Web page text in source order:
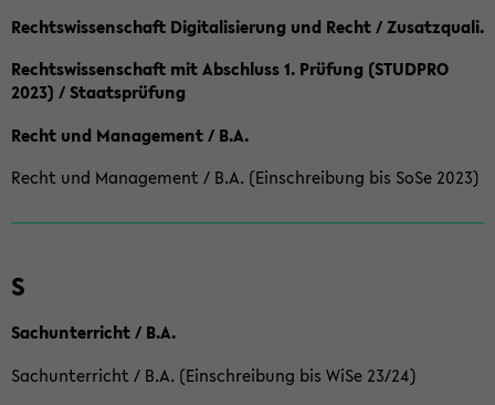
Rechtswissenschaft Digitalisierung und Recht / Zusatzquali.
Rechtswissenschaft mit Abschluss 1. Prüfung (STUDPRO
2023) / Staatsprüfung
Recht und Management / B.A.
Recht und Management / B.A. (Einschreibung bis SoSe 2023)
S
Sachunterricht / B.A.
Sachunterricht / B.A. (Einschreibung bis WiSe 23/24)